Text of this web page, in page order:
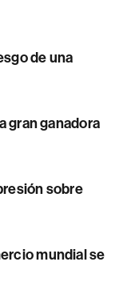
de una
gran ganadora
sobre
mundial se